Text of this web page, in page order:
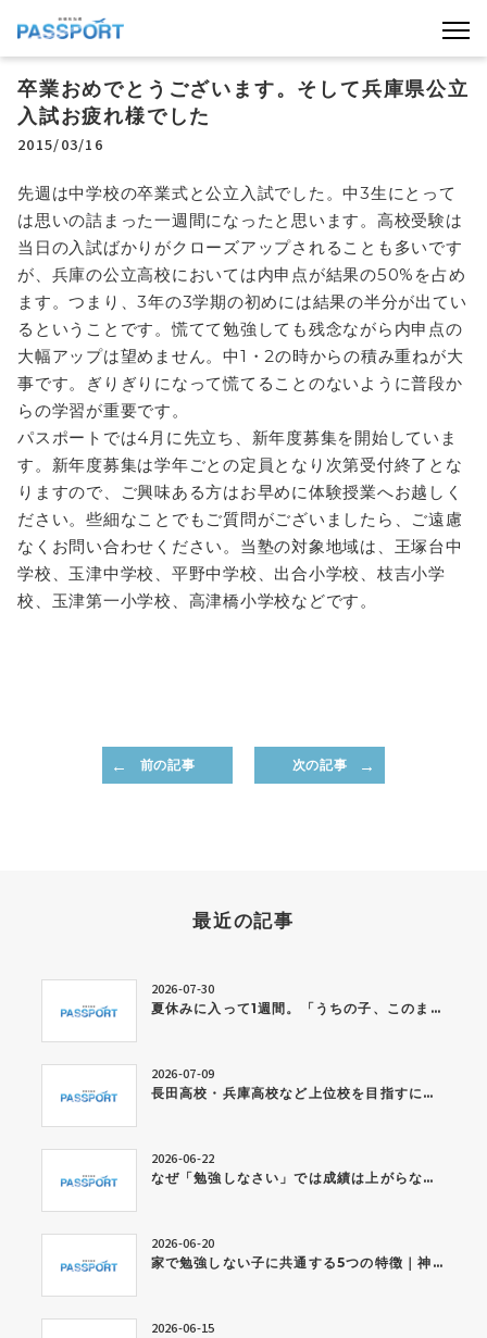
卒業おめでとうございます。そして兵庫県公立
入試お疲れ様でした
2015/03/16
先週は中学校の卒業式と公立入試でした。中3生にとって
は思いの詰まった一週間になったと思います。高校受験は
当日の入試ばかりがクローズアップされることも多いです
が、兵庫の公立高校においては内申点が結果の50%を占め
ます。つまり、3年の3学期の初めには結果の半分が出てい
るということです。慌てて勉強しても残念ながら内申点の
大幅アップは望めません。中1・2の時からの積み重ねが大
事です。ぎりぎりになって慌てることのないように普段か
らの学習が重要です。
パスポートでは4月に先立ち、新年度募集を開始していま
す。新年度募集は学年ごとの定員となり次第受付終了とな
りますので、ご興味ある方はお早めに体験授業へお越しく
ださい。些細なことでもご質問がございましたら、ご遠慮
なくお問い合わせください。当塾の対象地域は、王塚台中
学校、玉津中学校、平野中学校、出合小学校、枝吉小学
校、玉津第一小学校、高津橋小学校などです。
前の記事 次の記事
最近の記事
夏休みに入って1週間。「うちの子、このままで大丈夫かな…」と感じている保護者の方へ
2026-07-30
長田高校・兵庫高校など上位校を目指すには？今から身につけたい学習習慣とは
2026-07-09
なぜ「勉強しなさい」では成績は上がらないのか？神戸市西区の個別指導塾が考える学習習慣の作り方
2026-06-22
家で勉強しない子に共通する5つの特徴｜神戸市西区の個別指導塾が解説
2026-06-20
2026-06-15